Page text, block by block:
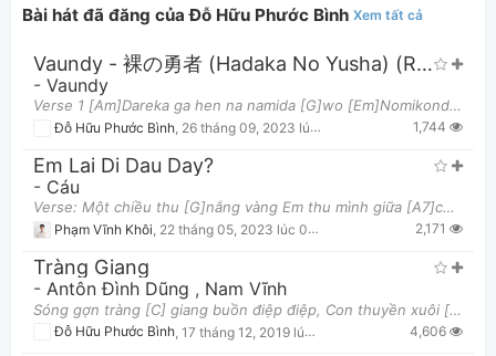
Bài hát đã đăng của Đỗ Hữu Phước Bình Xem tất cả
Vaundy - 裸の勇者 (Hadaka No Yusha) (Romanized)
- Vaundy
Verse 1 [Am]Dareka ga hen na namida [G]wo [Em]Nomikonde [Am]nomikondeiru Pre Chorus 1 Chikara ga
Đỗ Hữu Phước Bình 26 tháng 09, 2023 lúc 01:50pm 1,744
Em Lai Di Dau Day?
- Cáu
Verse: Một chiều thu [G]nắng vàng Em thu mình giữa [A7]chốn mơ màng Khi thu về lòng [Cmaj7]thấy n
Phạm Vĩnh Khôi, 22 tháng 05, 2023 lúc 01:39pm 2,171
Tràng Giang
- Antôn Đình Dũng , Nam Vĩnh
Sóng gợn tràng [C] giang buồn điệp điệp, Con thuyền xuôi [Am] mái nước song song. Thuyền về nước
Đỗ Hữu Phước Bình 17 tháng 12, 2019 lúc 10:11pm 4,606